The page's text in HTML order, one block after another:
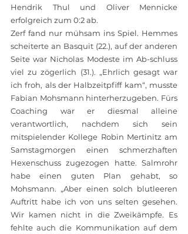
Hendrik Thul und Oliver Mennicke
erfolgreich zum 0:2 ab.
Zerf fand nur mühsam ins Spiel. Hemmes
scheiterte an Basquit (22.), auf der anderen
Seite war Nicholas Modeste im Ab-schluss
viel zu zögerlich (31.). „Ehrlich gesagt war
ich froh, als der Halbzeitpfiff kam“, musste
Fabian Mohsmann hinterherzugeben. Fürs
Coaching war er diesmal alleine
verantwortlich, nachdem sich sein
mitspielender Kollege Robin Mertinitz am
Samstagmorgen einen schmerzhaften
Hexenschuss zugezogen hatte. Salmrohr
habe einen guten Plan gehabt, so
Mohsmann. „Aber einen solch blutleeren
Auftritt habe ich von uns selten gesehen.
Wir kamen nicht in die Zweikämpfe. Es
fehlte auch die Kommunikation auf dem